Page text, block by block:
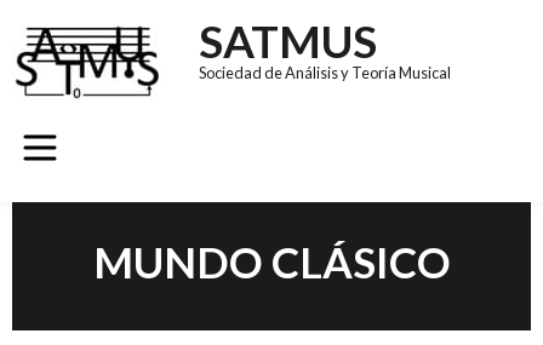
SATMUS
Sociedad de Análisis y Teoría Musical
MUNDO CLÁSICO